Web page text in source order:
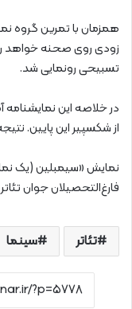
همزمان با تمرین گروه
زودی روی صحنه خواهد
تسبیحی رونمایی شد.
در خلاصه این نمایشنامه
از شکسپیر این پایین.
نمایش «سیمبلین (یک
فارغ‌التحصیلان جوان
تئاتر سینما